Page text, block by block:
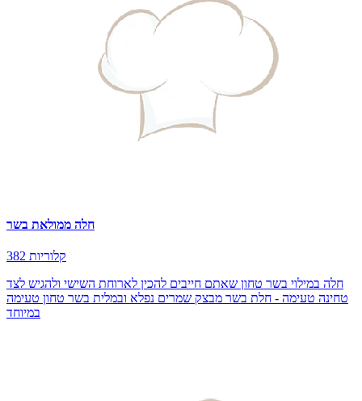
חלה ממולאת בשר
382 קלוריות
חלה במילוי בשר טחון שאתם חייבים להכין לארוחת השישי ולהגיש לצד
טחינה טעימה - חלת בשר מבצק שמרים נפלא ובמלית בשר טחון טעימה
במיוחד